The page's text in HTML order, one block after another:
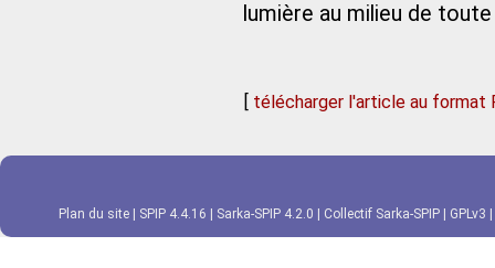
lumière au milieu de
[ télécharger l'article au format
Plan du site SPIP 4.4.16 Sarka-SPIP 4.2.0 Collectif Sarka-SPIP GPLv3